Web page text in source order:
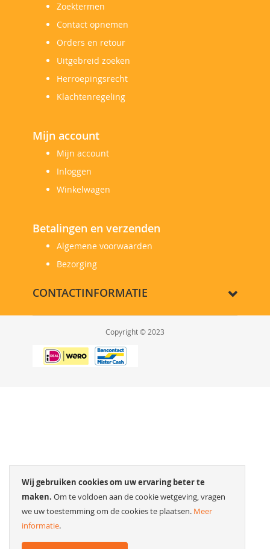
Wij gebruiken cookies om uw ervaring beter te
maken. Om te voldoen aan de cookie wetgeving, vragen
we uw toestemming om de cookies te plaatsen. Meer
informatie.
Zoektermen
Contact opnemen
Orders en retour
Uitgebreid zoeken
Herroepingsrecht
Klachtenregeling
Mijn account
Mijn account
Inloggen
Winkelwagen
Betalingen en verzenden
Algemene voorwaarden
Bezorging
CONTACTINFORMATIE
Copyright © 2023